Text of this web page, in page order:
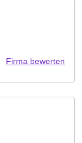
Firma bewerten